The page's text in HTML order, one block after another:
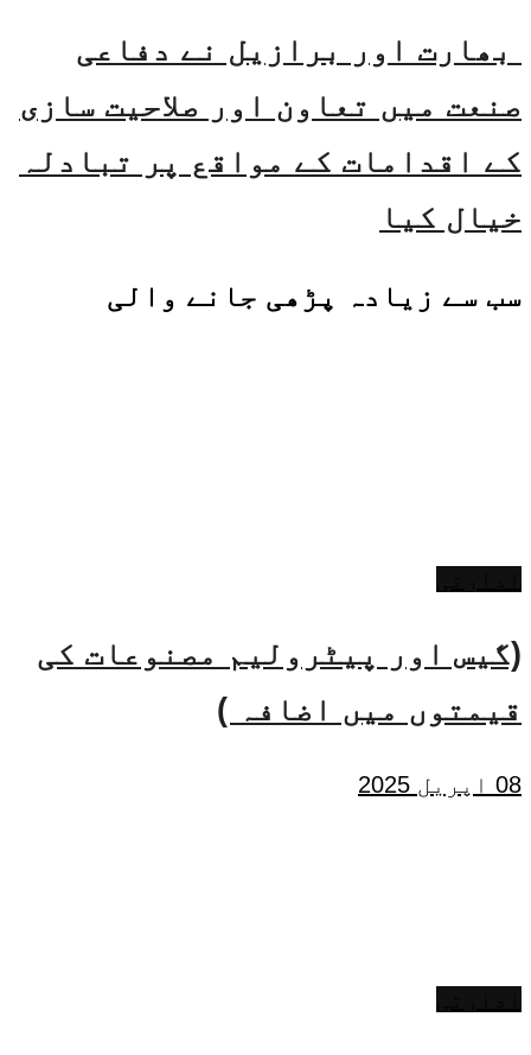
بھارت اور برازیل نے دفاعی
صنعت میں تعاون اور صلاحیت سازی
کے اقدامات کے مواقع پر تبادلہ
خیال کیا
سب سے زیادہ پڑھی جانے والی
(گیس اور پیٹرولیم مصنوعات کی
قیمتوں میں اضافہ )
08 اپریل 2025